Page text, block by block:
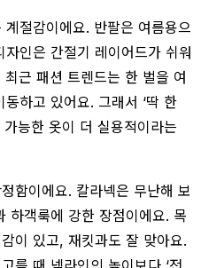
절감이에요. 반팔은 여름용으
인은 간절기 레이어드가 쉬워
근 패션 트렌드는 한 벌을 여
하고 있어요. 그래서 ‘딱 한
능한 옷이 더 실용적이라는
함이에요. 칼라넥은 무난해 보
하객룩에 강한 장점이에요. 목
이 있고, 재킷과도 잘 맞아요.